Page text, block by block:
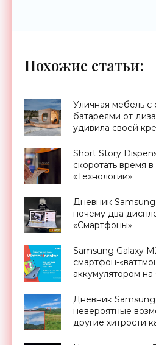
Похожие статьи:
Уличная мебель с
батареями от
удивила своей
Short Story
скоротать время
«Технологии»
Дневник Samsung
почему два
«Смартфоны»
Samsung Galaxy
смартфон-
аккумулятором
Дневник
невероятные
другие хитрости